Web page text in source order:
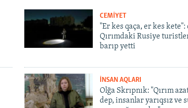
CEMİYET
"Er kes qaça, er kes kete":
Qırımdaki Rusiye
barıp yetti
İNSAN AQLARI
Olğa Skrıpnık: "Qırım
dep, insanlar yarıqsız ve